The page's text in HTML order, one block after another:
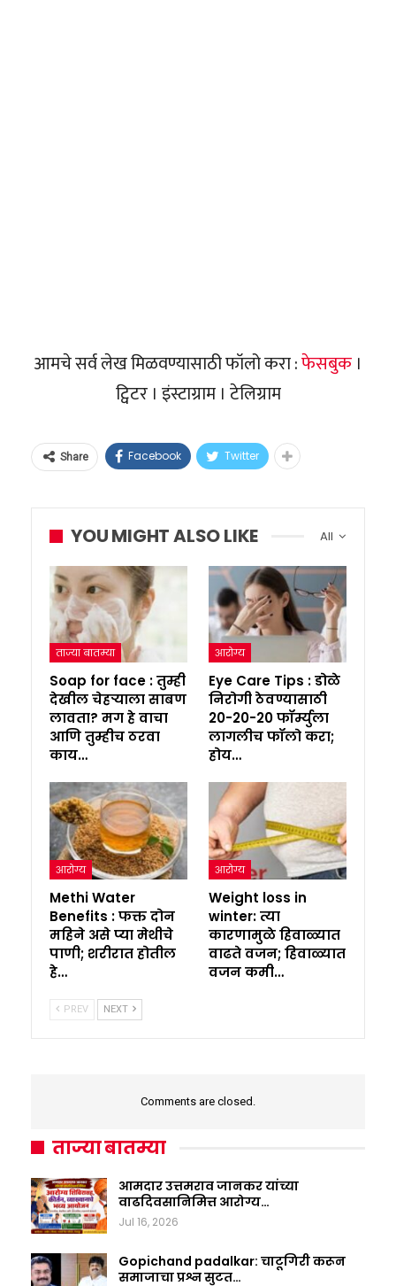
आमचे सर्व लेख मिळवण्यासाठी फॉलो करा :फेसबुक ।
ट्विटर । इंस्टाग्राम । टेलिग्राम
Share Facebook Twitter
All
YOU MIGHT ALSO LIKE
ताज्या बातम्या
Soap for face : तुम्ही
देखील चेहऱ्याला साबण
लावता? मग हे वाचा
आणि तुम्हीच ठरवा
काय…
आरोग्य
Eye Care Tips : डोळे
निरोगी ठेवण्यासाठी
20-20-20 फॉर्म्युला
लागलीच फॉलो करा;
होय…
आरोग्य
Methi Water
Benefits : फक्त दोन
महिने असे प्या मेथीचे
पाणी; शरीरात होतील
हे…
आरोग्य
Weight loss in
winter: त्या
कारणामुळे हिवाळ्यात
वाढते वजन; हिवाळ्यात
वजन कमी…
PREV NEXT
Comments are closed.
ताज्या बातम्या
आमदार उत्तमराव जानकर यांच्या
वाढदिवसानिमित्त आरोग्य…
Jul 16, 2026
Gopichand padalkar: चाटूगिरी करून
समाजाचा प्रश्न सुटत…